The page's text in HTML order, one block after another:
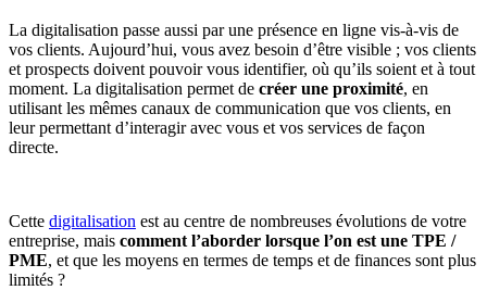
La digitalisation passe aussi par une présence en ligne vis-à-vis de
vos clients. Aujourd’hui, vous avez besoin d’être visible ; vos clients
et prospects doivent pouvoir vous identifier, où qu’ils soient et à tout
moment. La digitalisation permet de créer une proximité, en
utilisant les mêmes canaux de communication que vos clients, en
leur permettant d’interagir avec vous et vos services de façon
directe.
Cette digitalisation est au centre de nombreuses évolutions de votre
entreprise, mais comment l’aborder lorsque l’on est une TPE /
PME, et que les moyens en termes de temps et de finances sont plus
limités ?